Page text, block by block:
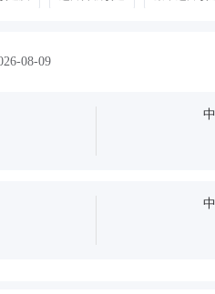
08-09